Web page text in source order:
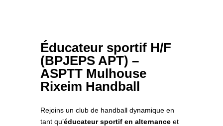
Éducateur sportif H/F
(BPJEPS APT) –
ASPTT Mulhouse
Rixeim Handball
Rejoins un club de handball dynamique en
tant qu’éducateur sportif en alternance et